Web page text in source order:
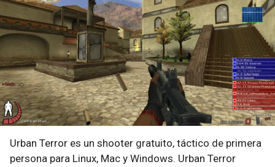
Urban Terror es un shooter gratuito, táctico de primera
persona para Linux, Mac y Windows. Urban Terror